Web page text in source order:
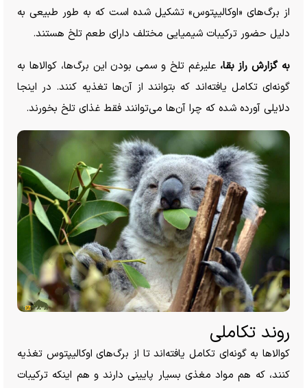
از برگ‌های «اوکالیپتوس» تشکیل شده است که به طور طبیعی به
دلیل حضور ترکیبات شیمیایی مختلف دارای طعم تلخ هستند.
به گزارش راز بقا، علیرغم تلخ و سمی بودن این برگ‌ها، کوالا‌ها به
گونه‌ای تکامل یافته‌اند که بتوانند از آن‌ها تغذیه کنند. در اینجا
دلایلی آورده شده که چرا آن‌ها می‌توانند فقط غذای تلخ بخورند.
روند تکاملی
کوالا‌ها به گونه‌ای تکامل یافته‌اند تا از برگ‌های اوکالیپتوس تغذیه
کنند، که هم مواد مغذی بسیار پایینی دارند و هم اینکه ترکیبات